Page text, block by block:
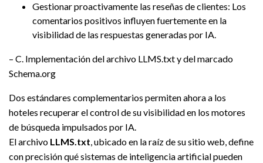
Gestionar proactivamente las reseñas de clientes: Los
comentarios positivos influyen fuertemente en la
visibilidad de las respuestas generadas por IA.
– C. Implementación del archivo LLMS.txt y del marcado
Schema.org
Dos estándares complementarios permiten ahora a los
hoteles recuperar el control de su visibilidad en los motores
de búsqueda impulsados por IA.
El archivo LLMS.txt, ubicado en la raíz de su sitio web, define
con precisión qué sistemas de inteligencia artificial pueden